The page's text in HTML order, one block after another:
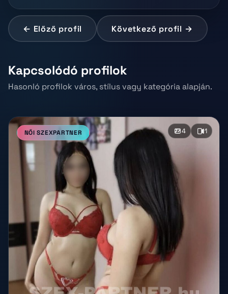
← Előző profil Következő profil →
Kapcsolódó profilok
Hasonló profilok város, stílus vagy kategória alapján.
NŐI SZEXPARTNER 4 1